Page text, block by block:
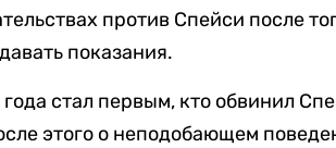
против Спейси после
показания.
стал первым, кто обвинил
этого о неподобающем